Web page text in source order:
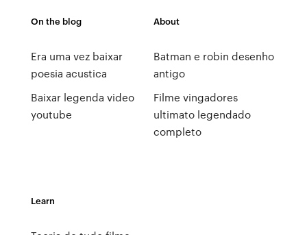
On the blog
Era uma vez baixar
poesia acustica
Baixar legenda video
youtube
About
Batman e robin desenho
antigo
Filme vingadores
ultimato legendado
completo
Learn